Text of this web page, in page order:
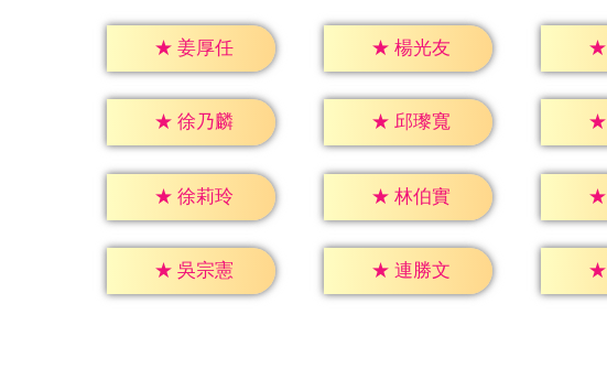
★ 姜厚任 ★ 楊光友 ★
★ 徐乃麟 ★ 邱瓈寬 ★
★ 徐莉玲 ★ 林伯實 ★
★ 吳宗憲 ★ 連勝文 ★